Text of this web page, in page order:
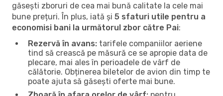
găsești zboruri de cea mai bună calitate la cele mai
bune prețuri. În plus, iată și 5 sfaturi utile pentru a
economisi bani la următorul zbor către Pai:
Rezervă în avans: tarifele companiilor aeriene
tind să crească pe măsură ce se apropie data de
plecare, mai ales în perioadele de vârf de
călătorie. Obținerea biletelor de avion din timp te
poate ajuta să găsești oferte mai bune.